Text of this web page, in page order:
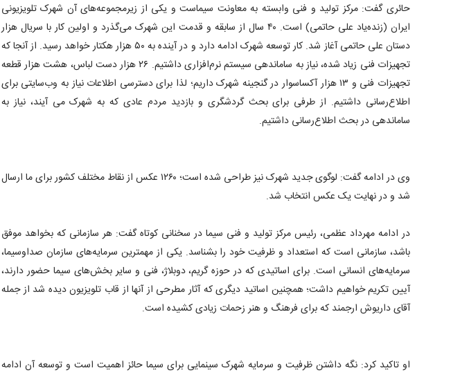
حائری گفت: مرکز تولید و فنی وابسته به معاونت سیماست و یکی از زیرمجموعه‌های آن شهرک تلویزیونی
ایران (زنده‌یاد علی حاتمی) است. ۴۰ سال از سابقه و قدمت این شهرک می‌گذرد و اولین کار با سریال هزار
دستان علی حاتمی آغاز شد. کار توسعه شهرک ادامه دارد و در آینده به ۵۰ هزار هکتار خواهد رسید. از آنجا که
تجهیزات فنی زیاد شده، نیاز به ساماندهی سیستم نرم‌افزاری داشتیم. ۲۶ هزار دست لباس، هشت هزار قطعه
تجهیزات فنی و ۱۳ هزار آکساسوار در گنجینه شهرک داریم؛ لذا برای دسترسی اطلاعات نیاز به وب‌سایتی برای
اطلاع‌رسانی داشتیم. از طرفی برای بحث گردشگری و بازدید مردم عادی که به شهرک می آیند، نیاز به
ساماندهی در بحث اطلاع‌رسانی داشتیم.
وی در ادامه گفت: لوگوی جدید شهرک نیز طراحی شده است؛ ۱۲۶۰ عکس از نقاط مختلف کشور برای ما ارسال
شد و در نهایت یک عکس انتخاب شد.
در ادامه مهرداد عظمی، رئیس مرکز تولید و فنی سیما در سخنانی کوتاه گفت: هر سازمانی که بخواهد موفق
باشد، سازمانی است که استعداد و ظرفیت خود را بشناسد. یکی از مهمترین سرمایه‌های سازمان صداوسیما،
سرمایه‌های انسانی است. برای اساتیدی که در حوزه گریم، دوبلاژ، فنی و سایر بخش‌های سیما حضور دارند،
آیین تکریم خواهیم داشت؛ همچنین اساتید دیگری که آثار مطرحی از آنها از قاب تلویزیون دیده شد از جمله
آقای داریوش ارجمند که برای فرهنگ و هنر زحمات زیادی کشیده است.
او تاکید کرد: نگه داشتن ظرفیت و سرمایه شهرک سینمایی برای سیما حائز اهمیت است و توسعه آن ادامه